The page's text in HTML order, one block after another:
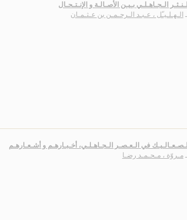
الـنـثـر الـجـاهـلـي بـيـن الأصـالـة و الإنـتـحـال
الـهـلـيـّل ، عـبـد الـرحـمـن بن عـثـمـان
الـصـعـالـيـك في الـعـصـر الـجـاهـلـي، أخـبـارهـم و أشـعـارهـم
مـروّة ، مـحـمـد رضـا